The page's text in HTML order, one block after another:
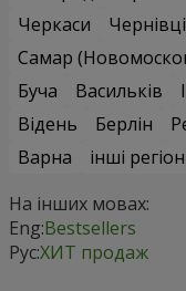
Черкаси
Чернівці
Самар
Буча
Васильків
Відень
Берлін
Варна
інші
На інших мовах:
Eng:Bestsellers
Рус:ХИТ продаж